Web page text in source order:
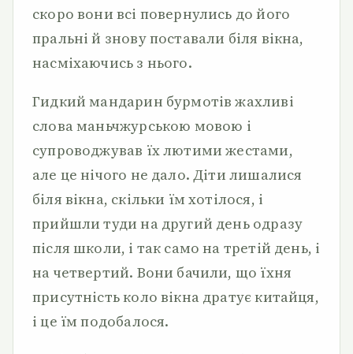
скоро вони всі повернулись до його
пральні й знову поставали біля вікна,
насміхаючись з нього.
Гидкий мандарин бурмотів жахливі
слова маньчжурською мовою і
супроводжував їх лютими жестами,
але це нічого не дало. Діти лишалися
біля вікна, скільки їм хотілося, і
прийшли туди на другий день одразу
після школи, і так само на третій день, і
на четвертий. Вони бачили, що їхня
присутність коло вікна дратує китайця,
і це їм подобалося.